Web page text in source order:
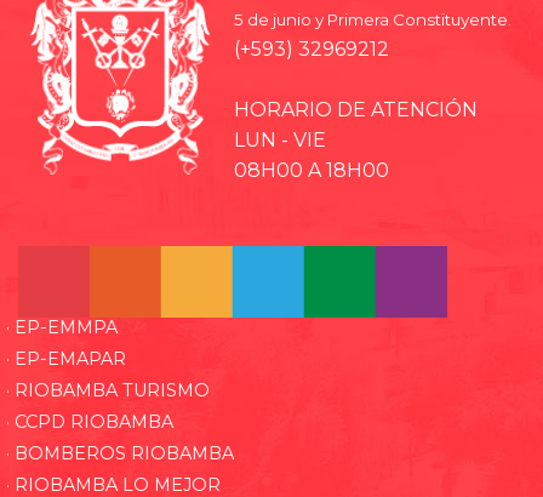
5 de junio y Primera Constituyente.
(+593) 32969212
HORARIO DE ATENCIÓN
LUN - VIE
08H00 A 18H00
· EP-EMMPA
· EP-EMAPAR
· RIOBAMBA TURISMO
· CCPD RIOBAMBA
· BOMBEROS RIOBAMBA
· RIOBAMBA LO MEJOR